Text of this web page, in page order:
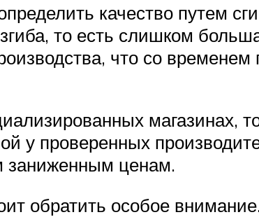
качество путем
то есть слишком
что со
магазинах,
у проверенных
заниженным ценам.
обратить особое